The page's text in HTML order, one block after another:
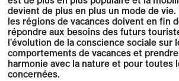
devient de plus en plus un mode de vie.
les régions de vacances doivent en fin
répondre aux besoins des futurs
l'évolution de la conscience sociale sur
comportements de vacances et
harmonie avec la nature et pour toutes
concernées.